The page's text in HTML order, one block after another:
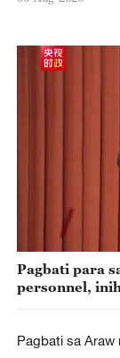
Pagbati para
personnel,
Pagbati sa Araw